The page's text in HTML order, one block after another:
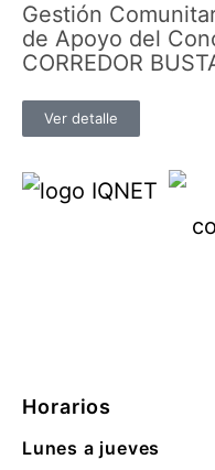
Gestión
de Apoyo del
CORREDOR
Ver detalle
Horarios
Lunes a jueves